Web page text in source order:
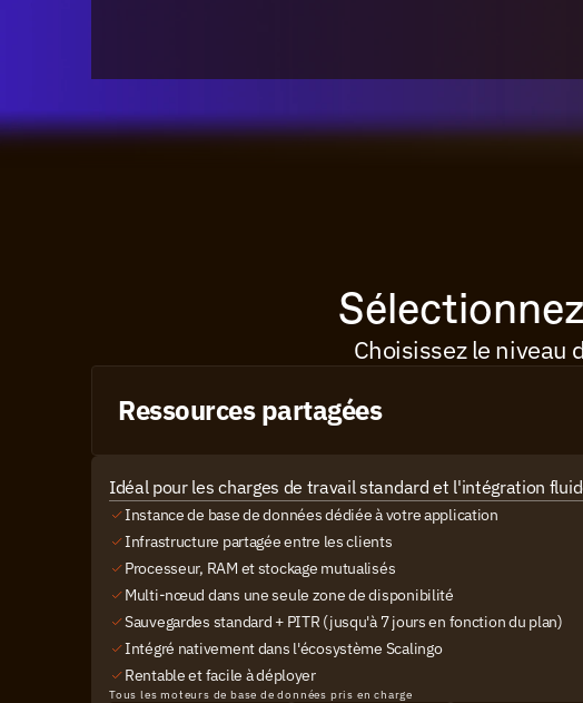
Choisissez le niveau
Ressources partagées
Idéal pour les charges de travail standard et l'intégration
Instance de base de données dédiée à votre application
Infrastructure partagée entre les clients
Processeur, RAM et stockage mutualisés
Multi-nœud dans une seule zone de disponibilité
Sauvegardes standard + PITR (jusqu'à 7 jours en fonction du plan)
Intégré nativement dans l'écosystème Scalingo
Rentable et facile à déployer
Tous les moteurs de base de données pris en charge